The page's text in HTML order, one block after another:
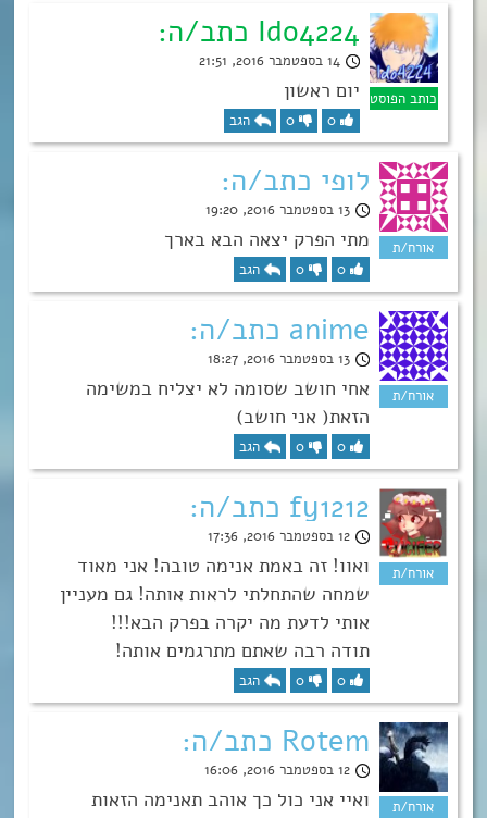
Ido4224 כתב/ה:
14 בספטמבר 2016, 21:51
יום ראשון
0
0 הגב
לופי כתב/ה:
13 בספטמבר 2016, 19:20
מתי הפרק יצאה הבא בארך
0
0 הגב
anime כתב/ה:
13 בספטמבר 2016, 18:27
אחי חושב שסומה לא יצליח במשימה
הזאת( אני חושב)
0
0 הגב
fy1212 כתב/ה:
12 בספטמבר 2016, 17:36
ואוו! זה באמת אנימה טובה! אני מאוד
שמחה שהתחלתי לראות אותה! גם מעניין
אותי לדעת מה יקרה בפרק הבא!!!
תודה רבה שאתם מתרגמים אותה!
0
0 הגב
Rotem כתב/ה:
12 בספטמבר 2016, 16:06
ואיי אני כול כך אוהב תאנימה הזאות